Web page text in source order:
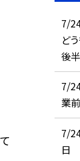
7/
ど
後
7/
業
7/
日